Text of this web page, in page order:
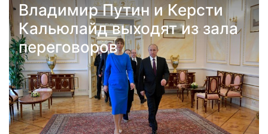
Владимир Путин и Керсти
Кальюлайд выходят из зала
переговоров